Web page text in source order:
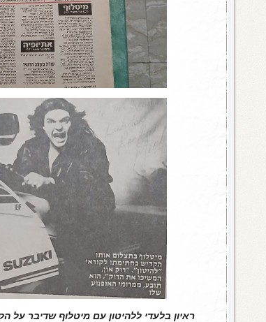
ראיון בלעדי ללהיטון עם מיטלוף שדיבר על